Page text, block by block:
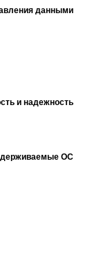
данными
и надежность
ОС